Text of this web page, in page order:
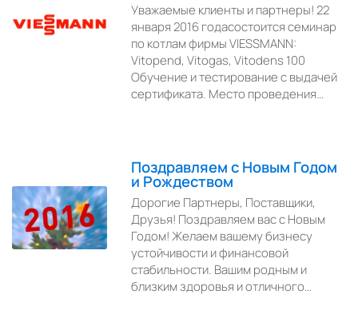
Уважаемые клиенты и партнеры! 22
января 2016 годасостоится семинар
по котлам фирмы VIESSMANN:
Vitopend, Vitogas, Vitodens 100
Обучение и тестирование с выдачей
сертификата. Место проведения…
Поздравляем с Новым Годом
и Рождеством
Дорогие Партнеры, Поставщики,
Друзья! Поздравляем вас с Новым
Годом! Желаем вашему бизнесу
устойчивости и финансовой
стабильности. Вашим родным и
близким здоровья и отличного…